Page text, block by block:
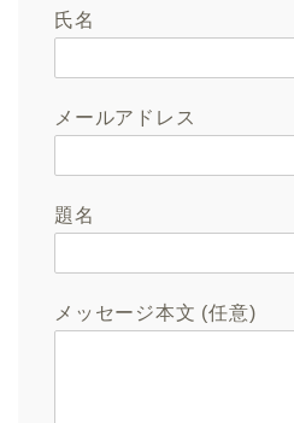
氏名
メールアドレス
題名
メッセージ本文 (任意)